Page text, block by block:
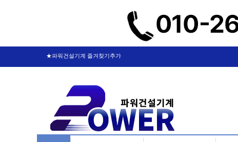
★파워건설기계 즐겨찾기추가